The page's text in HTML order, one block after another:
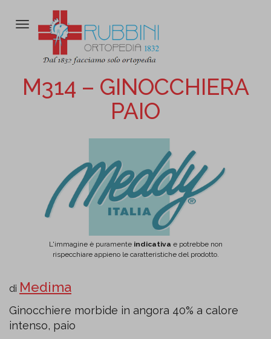
Attiva/disattiva
M314 – GINOCCHIERA
PAIO
L'immagine è puramente indicativa e potrebbe non
rispecchiare appieno le caratteristiche del prodotto.
di Medima
Ginocchiere morbide in angora 40% a calore
intenso, paio